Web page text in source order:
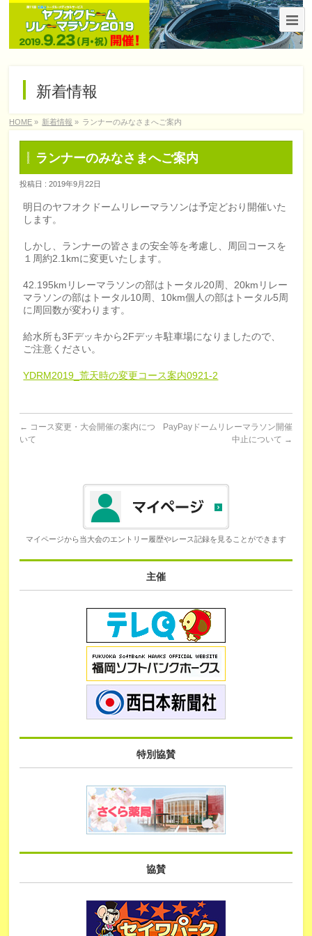
新着情報
HOME » 新着情報 » ランナーのみなさまへご案内
ランナーのみなさまへご案内
投稿日 : 2019年9月22日
明日のヤフオクドームリレーマラソンは予定どおり開催いた
します。
しかし、ランナーの皆さまの安全等を考慮し、周回コースを
１周約2.1kmに変更いたします。
42.195kmリレーマラソンの部はトータル20周、20kmリレー
マラソンの部はトータル10周、10km個人の部はトータル5周
に周回数が変わります。
給水所も3Fデッキから2Fデッキ駐車場になりましたので、
ご注意ください。
YDRM2019_荒天時の変更コース案内0921-2
← コース変更・大会開催の案内につ
いて
PayPayドームリレーマラソン開催
中止について →
マイページから当大会のエントリー履歴やレース記録を見ることができます
主催
特別協賛
協賛